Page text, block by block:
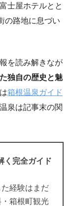
士屋ホテルとと
の路地に息づい
を読み解きなが
独自の歴史と魅
箱根温泉ガイド
泉は記事末の関
く完全ガイド
経験はまだ
箱根町観光